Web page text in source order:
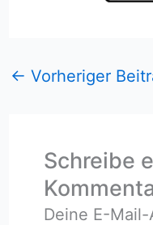
← Vorheriger
Schreibe
Deine E-